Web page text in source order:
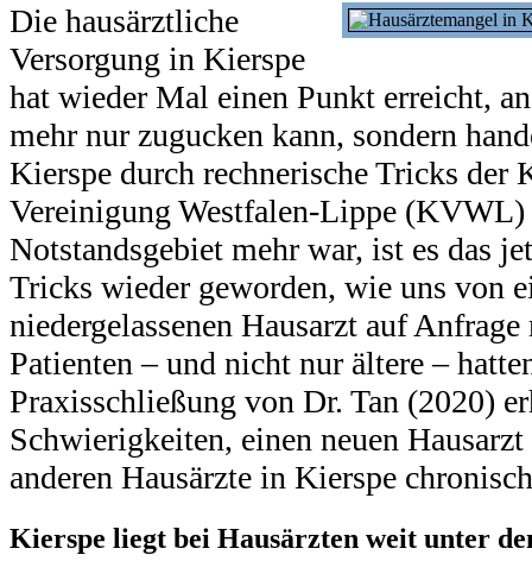
Die hausärztliche
Versorgung in Kierspe
hat wieder Mal einen Punkt erreicht,
mehr nur zugucken kann, sondern
Kierspe durch rechnerische Tricks der
Vereinigung Westfalen-Lippe (KVWL)
Notstandsgebiet mehr war, ist es das
Tricks wieder geworden, wie uns von
niedergelassenen Hausarzt auf
Patienten – und nicht nur ältere –
Praxisschließung von Dr. Tan (2020)
Schwierigkeiten, einen neuen
anderen Hausärzte in Kierspe
Kierspe liegt bei Hausärzten weit unter